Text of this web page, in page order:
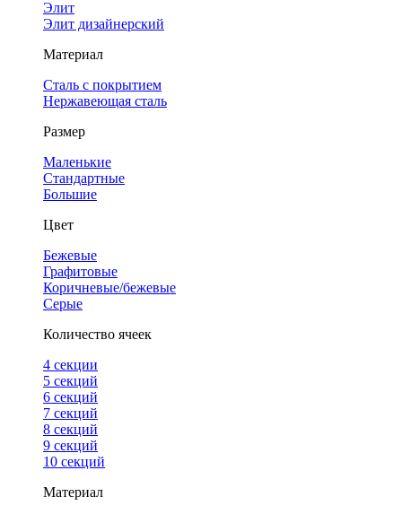
Элит
Элит дизайнерский
Материал
Сталь с покрытием
Нержавеющая сталь
Размер
Маленькие
Стандартные
Большие
Цвет
Бежевые
Графитовые
Коричневые/бежевые
Серые
Количество ячеек
4 cекции
5 секций
6 секций
7 секций
8 секций
9 секций
10 секций
Материал